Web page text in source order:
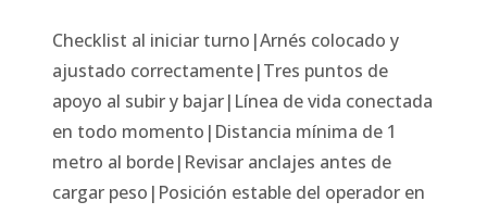
Checklist al iniciar turno|Arnés colocado y
ajustado correctamente|Tres puntos de
apoyo al subir y bajar|Línea de vida conectada
en todo momento|Distancia mínima de 1
metro al borde|Revisar anclajes antes de
cargar peso|Posición estable del operador en